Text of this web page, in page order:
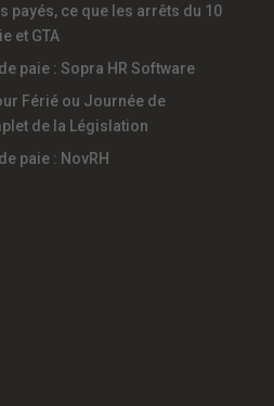
payés, ce que les arrêts du 10
et GTA
paie : Sopra HR Software
Férié ou Journée de
de la Législation
paie : NovRH